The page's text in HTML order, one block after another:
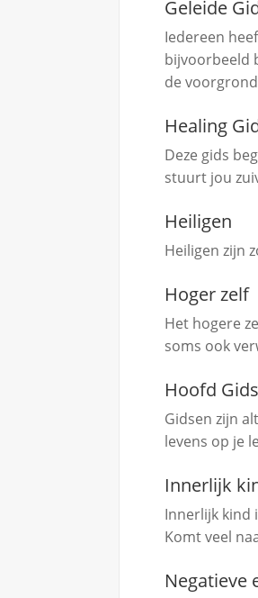
Geleide
Iedereen
bijvoorbeeld
de
Healing
Deze gids
stuurt jou
Heiligen
Heiligen zijn
Hoger zelf
Het hogere
soms ook
Hoofd Gids
Gidsen zijn
levens op je
Innerlijk
Innerlijk kind
Komt veel
Negatieve